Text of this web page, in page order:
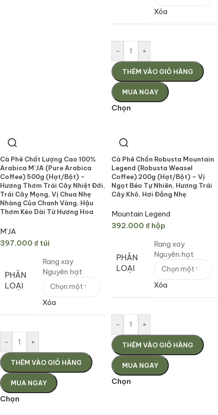
Xóa
- +
THÊM VÀO GIỎ HÀNG
MUA NGAY
Chọn
Cà Phê Chất Lượng Cao 100%
Arabica M’JA (Pure Arabica
Coffee) 500g (Hạt/Bột) –
Hương Thơm Trái Cây Nhiệt Đới,
Trái Cây Mọng, Vị Chua Nhẹ
Nhàng Của Chanh Vàng, Hậu
Thơm Kéo Dài Từ Hương Hoa
M’JA
397.000 ₫ túi
PHÂN
LOẠI
Rang xay
Nguyên hạt
Xóa
- +
THÊM VÀO GIỎ HÀNG
MUA NGAY
Chọn
Cà Phê Chồn Robusta Mountain
Legend (Robusta Weasel
Coffee) 200g (Hạt/Bột) – Vị
Ngọt Béo Tự Nhiên, Hương Trái
Cây Khô, Hơi Đắng Nhẹ
Mountain Legend
392.000 ₫ hộp
PHÂN
LOẠI
Rang xay
Nguyên hạt
Xóa
- +
THÊM VÀO GIỎ HÀNG
MUA NGAY
Chọn